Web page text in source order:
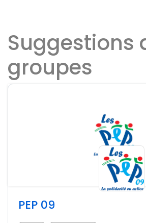
Suggestions
groupes
PEP 09